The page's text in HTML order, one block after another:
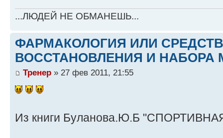
...ЛЮДЕЙ НЕ ОБМАНЕШЬ...
ФАРМАКОЛОГИЯ ИЛИ
ВОССТАНОВЛЕНИЯ И НАБОРА
Тренер » 27 фев 2011, 21:55
Из книги Буланова.Ю.Б